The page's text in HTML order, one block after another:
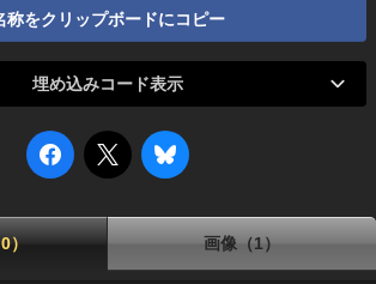
称をクリップボードにコピー
埋め込みコード表示
） 画像（1）